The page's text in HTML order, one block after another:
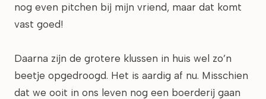
nog even pitchen bij mijn vriend, maar dat komt
vast goed!
Daarna zijn de grotere klussen in huis wel zo’n
beetje opgedroogd. Het is aardig af nu. Misschien
dat we ooit in ons leven nog een boerderij gaan